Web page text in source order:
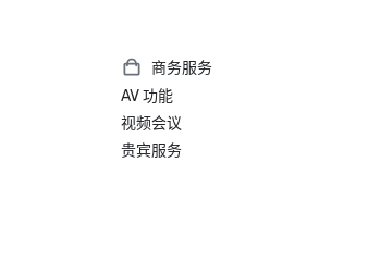
的地度假胜地
• 2026 年《康德纳斯特旅行家》—
• 2026 年北极星会议集团斯特拉
美国领土（入围决赛）
最佳高尔夫度假村
商务服务
AV 功能
视频会议
贵宾服务